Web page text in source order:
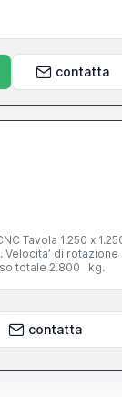
contatta
Tavola 1.250 x
di
totale 2.800 kg.
contatta